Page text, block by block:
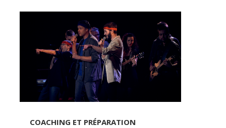
COACHING ET PRÉPARATION